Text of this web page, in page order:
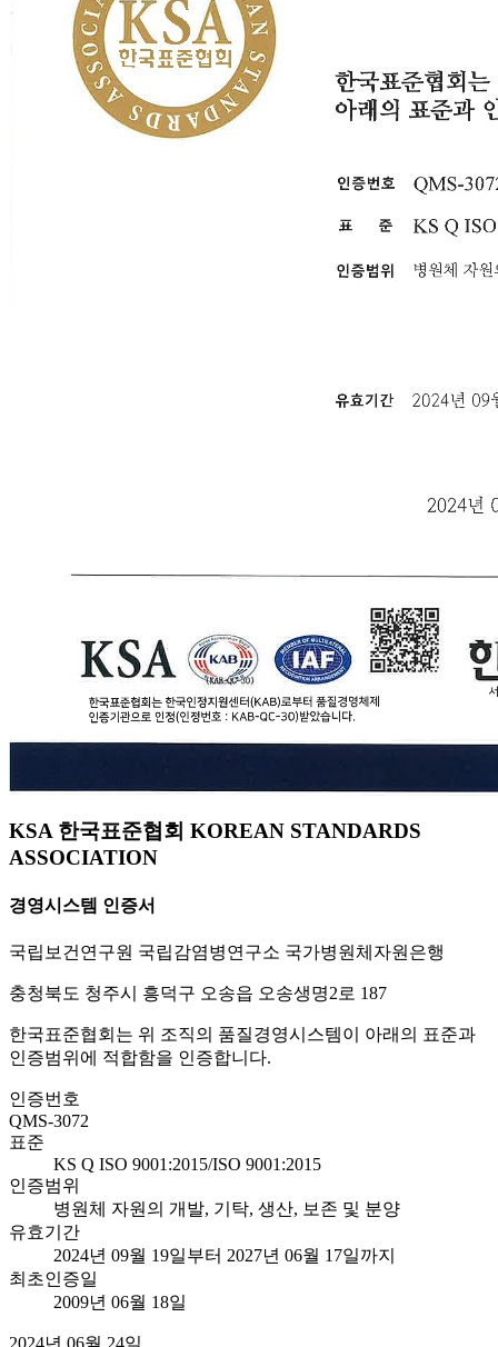
KSA 한국표준협회 KOREAN STANDARDS
ASSOCIATION
경영시스템 인증서
국립보건연구원 국립감염병연구소 국가병원체자원은행
충청북도 청주시 흥덕구 오송읍 오송생명2로 187
한국표준협회는 위 조직의 품질경영시스템이 아래의 표준과
인증범위에 적합함을 인증합니다.
인증번호
QMS-3072
표준
KS Q ISO 9001:2015/ISO 9001:2015
인증범위
병원체 자원의 개발, 기탁, 생산, 보존 및 분양
유효기간
2024년 09월 19일부터 2027년 06월 17일까지
최초인증일
2009년 06월 18일
2024년 06월 24일